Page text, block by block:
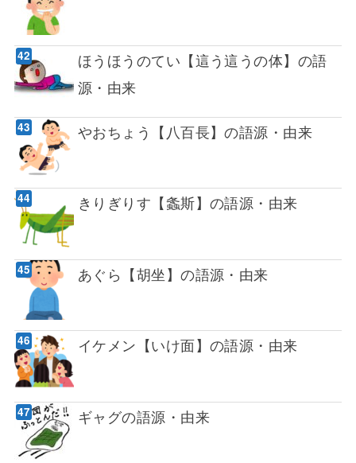
ほうほうのてい【這う這うの体】の語
源・由来
やおちょう【八百長】の語源・由来
きりぎりす【螽斯】の語源・由来
あぐら【胡坐】の語源・由来
イケメン【いけ面】の語源・由来
ギャグの語源・由来